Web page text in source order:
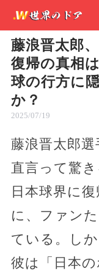
藤浪晋太郎
復帰の真相
球の行方に
か？
2025/07/19
藤浪晋太郎
直言って驚
日本球界に
に、ファン
ている。し
彼は「日本